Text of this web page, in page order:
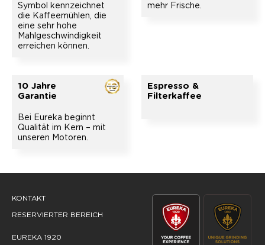
Symbol kennzeichnet
die Kaffeemühlen, die
eine sehr hohe
Mahlgeschwindigkeit
erreichen können.
mehr Frische.
10 Jahre
Garantie
Bei Eureka beginnt
Qualität im Kern – mit
unseren Motoren.
Espresso &
Filterkaffee
KONTAKT
RESERVIERTER BEREICH
EUREKA 1920